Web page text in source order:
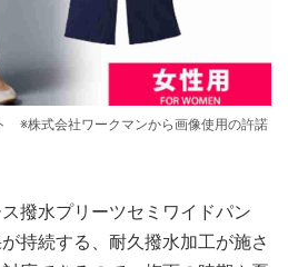
※株式会社ワークマンから画像使用の許諾
撥水プリーツセミワイドパン
持続する、耐久撥水加工が施さ